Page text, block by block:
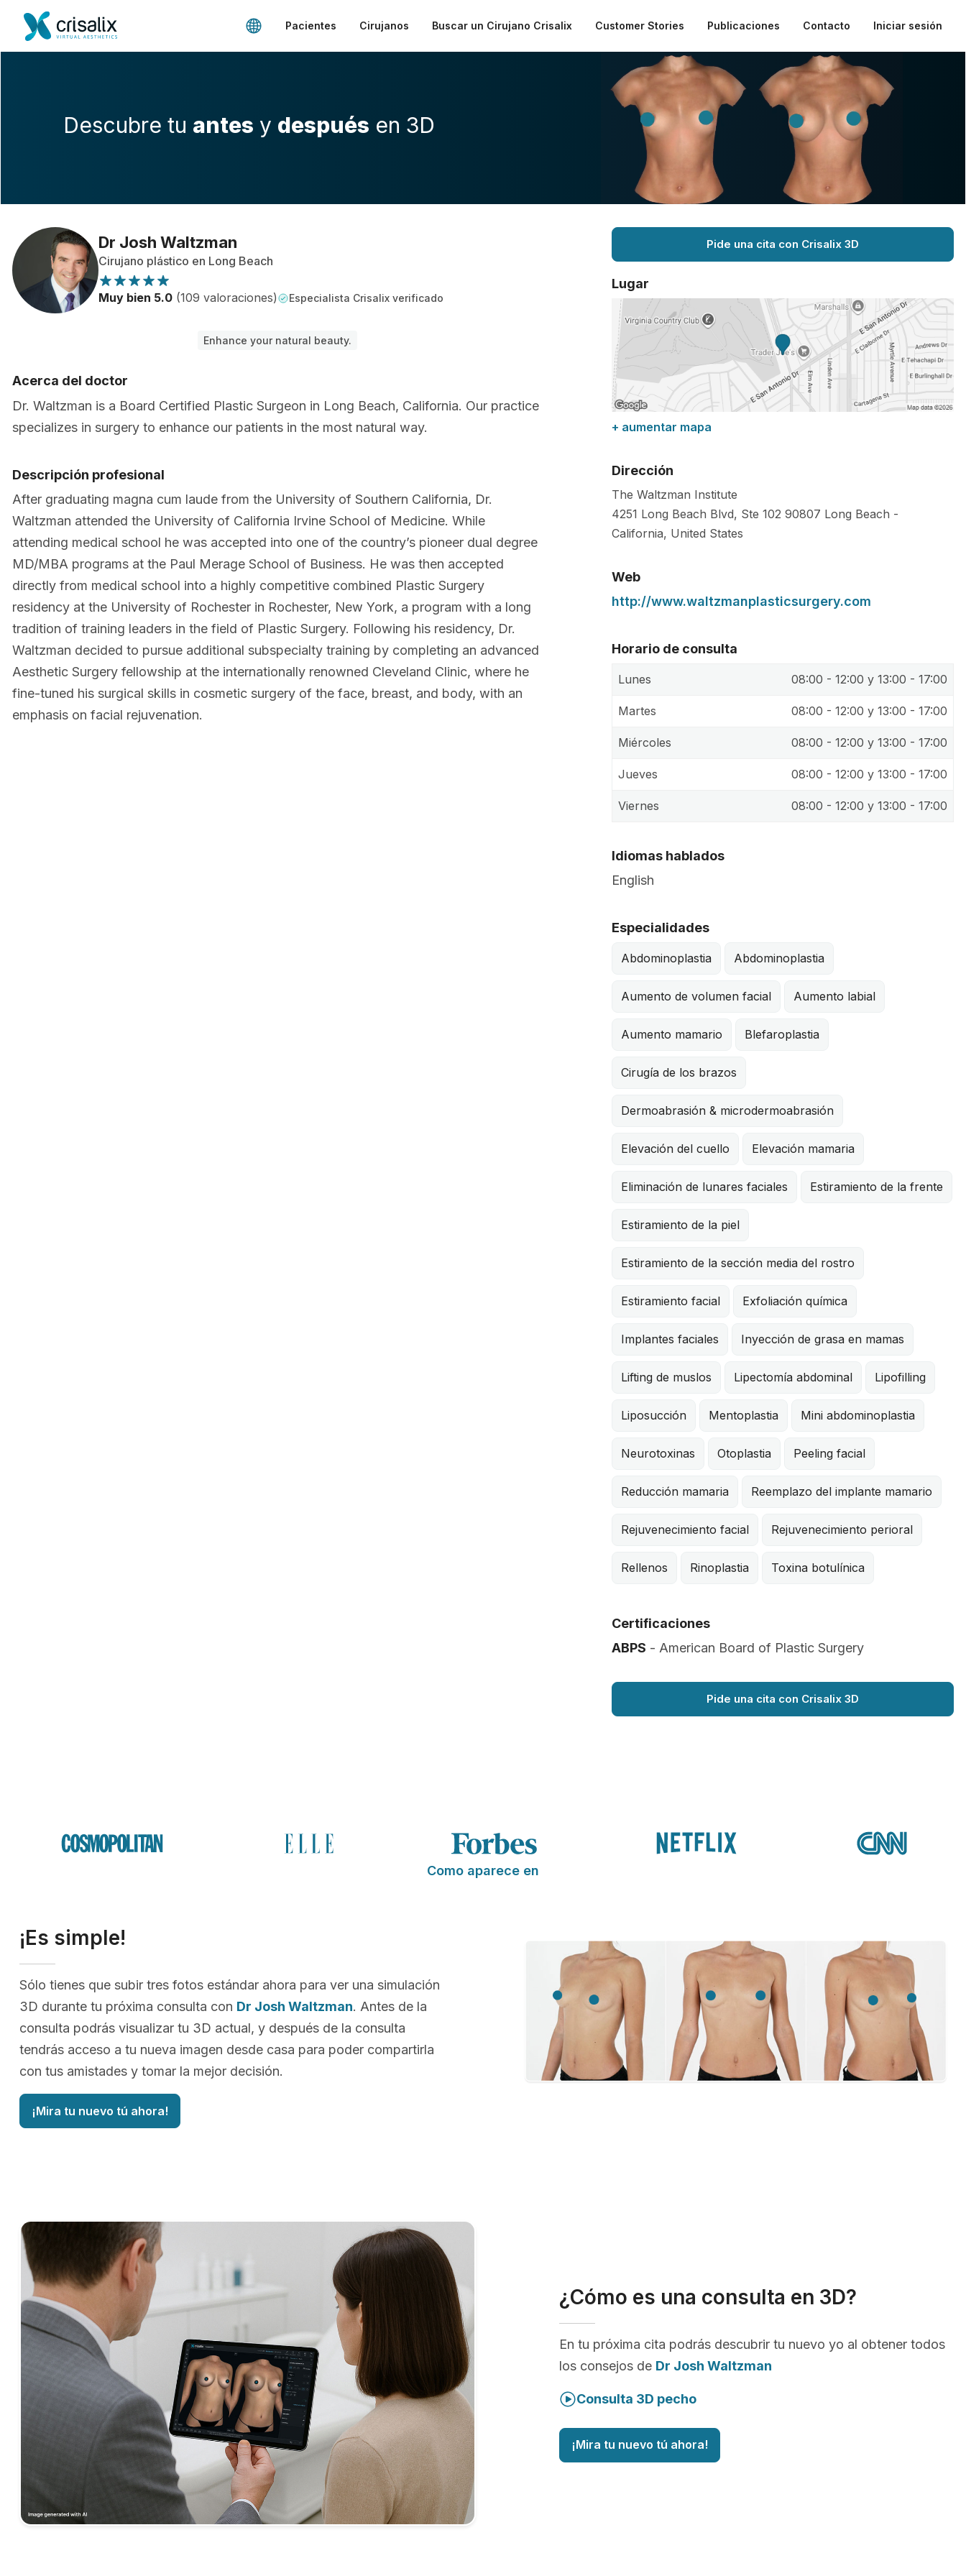
Pacientes Cirujanos Buscar un Cirujano Crisalix Customer Stories Publicaciones Contacto Iniciar sesión
Descubre tu antes y después en 3D
Dr Josh Waltzman
Cirujano plástico en Long Beach
Muy bien 5.0 (109 valoraciones) Especialista Crisalix verificado
Enhance your natural beauty.
Acerca del doctor
Dr. Waltzman is a Board Certified Plastic Surgeon in Long Beach, California. Our practice
specializes in surgery to enhance our patients in the most natural way.
Descripción profesional
After graduating magna cum laude from the University of Southern California, Dr.
Waltzman attended the University of California Irvine School of Medicine. While
attending medical school he was accepted into one of the country’s pioneer dual degree
MD/MBA programs at the Paul Merage School of Business. He was then accepted
directly from medical school into a highly competitive combined Plastic Surgery
residency at the University of Rochester in Rochester, New York, a program with a long
tradition of training leaders in the field of Plastic Surgery. Following his residency, Dr.
Waltzman decided to pursue additional subspecialty training by completing an advanced
Aesthetic Surgery fellowship at the internationally renowned Cleveland Clinic, where he
fine-tuned his surgical skills in cosmetic surgery of the face, breast, and body, with an
emphasis on facial rejuvenation.
Pide una cita con Crisalix 3D
Lugar
+ aumentar mapa
Dirección
The Waltzman Institute
4251 Long Beach Blvd, Ste 102 90807 Long Beach -
California, United States
Web
http://www.waltzmanplasticsurgery.com
Horario de consulta
Lunes 08:00 - 12:00 y 13:00 - 17:00
Martes 08:00 - 12:00 y 13:00 - 17:00
Miércoles 08:00 - 12:00 y 13:00 - 17:00
Jueves 08:00 - 12:00 y 13:00 - 17:00
Viernes 08:00 - 12:00 y 13:00 - 17:00
Idiomas hablados
English
Especialidades
Abdominoplastia Abdominoplastia
Aumento de volumen facial Aumento labial
Aumento mamario Blefaroplastia
Cirugía de los brazos
Dermoabrasión & microdermoabrasión
Elevación del cuello Elevación mamaria
Eliminación de lunares faciales Estiramiento de la frente
Estiramiento de la piel
Estiramiento de la sección media del rostro
Estiramiento facial Exfoliación química
Implantes faciales Inyección de grasa en mamas
Lifting de muslos Lipectomía abdominal Lipofilling
Liposucción Mentoplastia Mini abdominoplastia
Neurotoxinas Otoplastia Peeling facial
Reducción mamaria Reemplazo del implante mamario
Rejuvenecimiento facial Rejuvenecimiento perioral
Rellenos Rinoplastia Toxina botulínica
Certificaciones
ABPS - American Board of Plastic Surgery
Pide una cita con Crisalix 3D
Como aparece en
¡Es simple!
Sólo tienes que subir tres fotos estándar ahora para ver una simulación
3D durante tu próxima consulta con Dr Josh Waltzman. Antes de la
consulta podrás visualizar tu 3D actual, y después de la consulta
tendrás acceso a tu nueva imagen desde casa para poder compartirla
con tus amistades y tomar la mejor decisión.
¡Mira tu nuevo tú ahora!
¿Cómo es una consulta en 3D?
En tu próxima cita podrás descubrir tu nuevo yo al obtener todos
los consejos de Dr Josh Waltzman
Consulta 3D pecho
¡Mira tu nuevo tú ahora!